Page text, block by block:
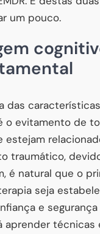
um pouco.
das
o evitamento de
estejam
traumático,
é natural que o
seja
e
aprender técnicas